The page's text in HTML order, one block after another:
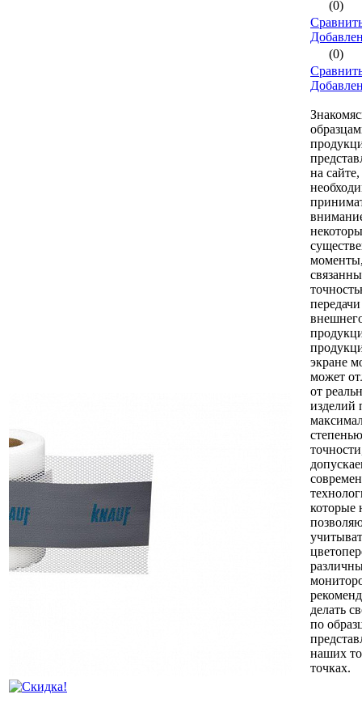
(0)
(0)
на сайте,
экране
может
от
изделий
степенью
которые
делать
по
наших
точках.